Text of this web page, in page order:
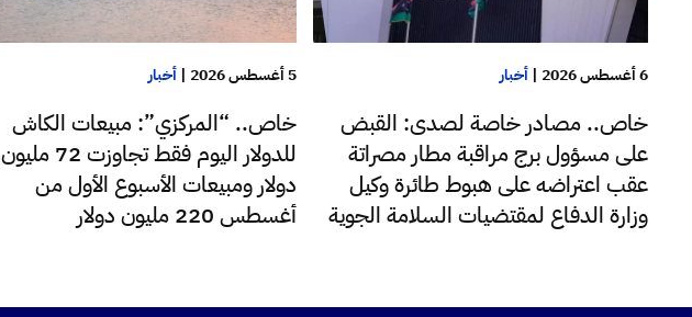
6 أغسطس 2026 | أخبار
خاص.. مصادر خاصة لصدى: القبض
على مسؤول برج مراقبة مطار مصراتة
عقب اعتراضه على هبوط طائرة وكيل
وزارة الدفاع لمقتضيات السلامة الجوية
5 أغسطس 2026 | أخبار
خاص.. “المركزي”: مبيعات الكاش
للدولار اليوم فقط تجاوزت 72 مليون
دولار ومبيعات الأسبوع الأول من
أغسطس 220 مليون دولار